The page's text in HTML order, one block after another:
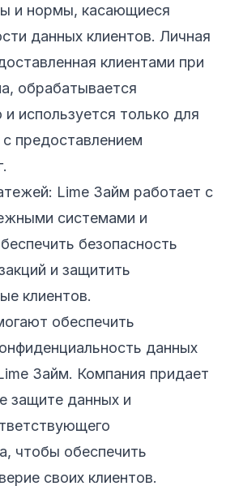
и нормы, касающиеся
данных клиентов. Личная
клиентами при
обрабатывается
используется только для
предоставлением
Lime Займ работает с
системами и
безопасность
и защитить
клиентов.
обеспечить
данных
Займ. Компания придает
защите данных и
чтобы обеспечить
своих клиентов.